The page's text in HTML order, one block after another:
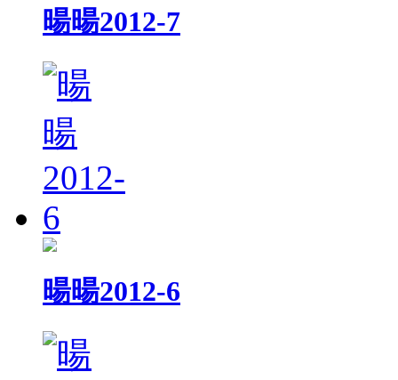
暘暘2012-7
暘暘2012-6